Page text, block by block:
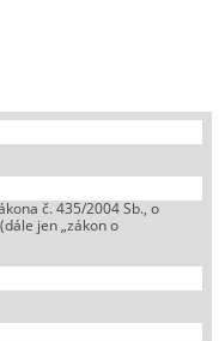
č. 435/2004 Sb., o
jen „zákon o